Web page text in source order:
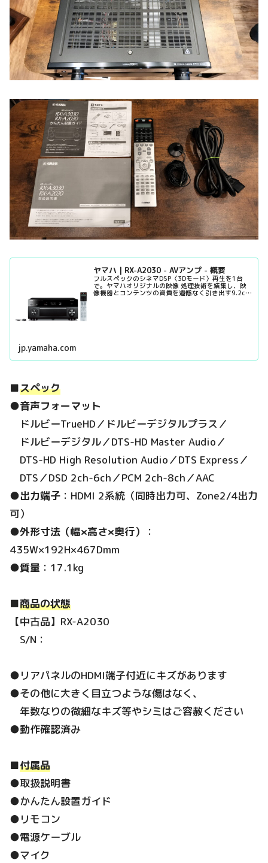
ヤマハ | RX-A2030 - AVアンプ - 概要
フルスペックのシネマDSP〈3Dモード〉再生を1台
で。ヤマハオリジナルの映像 処理技術を結集し、映
像機器とコンテンツの資質を遺憾なく引き出す9.2ch
jp.yamaha.com
■スペック
●音声フォーマット
ドルビーTrueHD／ドルビーデジタルプラス／
ドルビーデジタル／DTS-HD Master Audio／
DTS-HD High Resolution Audio／DTS Express／
DTS／DSD 2ch-6ch／PCM 2ch-8ch／AAC
●出力端子 ：HDMI 2系統（同時出力可、Zone2/4出力
可）
●外形寸法（幅×高さ×奥行）
：
435W×192H×467Dmm
●質量 ：17.1kg
■商品の状態
【中古品】RX-A2030
S/N：
●リアパネルのHDMI端子付近にキズがあります
●その他に大きく目立つような傷はなく、
年数なりの微細なキズ等やシミはご容赦ください
●動作確認済み
■付属品
●取扱説明書
●かんたん設置ガイド
●リモコン
●電源ケーブル
●マイク